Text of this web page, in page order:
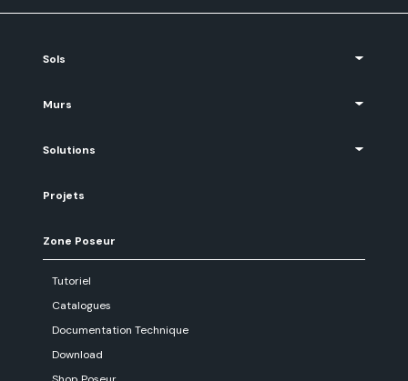
Sols
Murs
Solutions
Projets
Zone Poseur
Tutoriel
Catalogues
Documentation Technique
Download